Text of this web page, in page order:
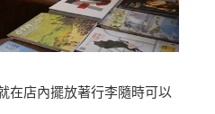
店內擺放著行李隨時可以